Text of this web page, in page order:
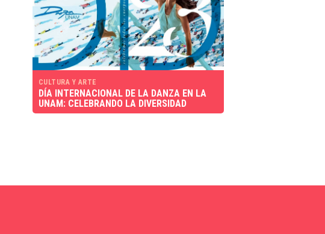
CULTURA Y ARTE
DÍA INTERNACIONAL DE LA DANZA EN LA
UNAM: CELEBRANDO LA DIVERSIDAD